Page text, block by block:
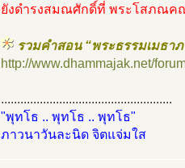
ยังดำรงสมณศักดิ์ที่ พระโสภณ
รวมคำสอน “พระธรรมเมธ
http://www.dhammajak.net/
.....................................................
"พุทโธ .. พุทโธ .. พุทโธ"
ภาวนาวันละนิด จิตแจ่มใส